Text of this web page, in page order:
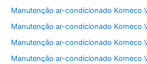
Manutenção ar-condicionado Komeco
Manutenção ar-condicionado Komeco
Manutenção ar-condicionado Komeco
Manutenção ar-condicionado Komeco